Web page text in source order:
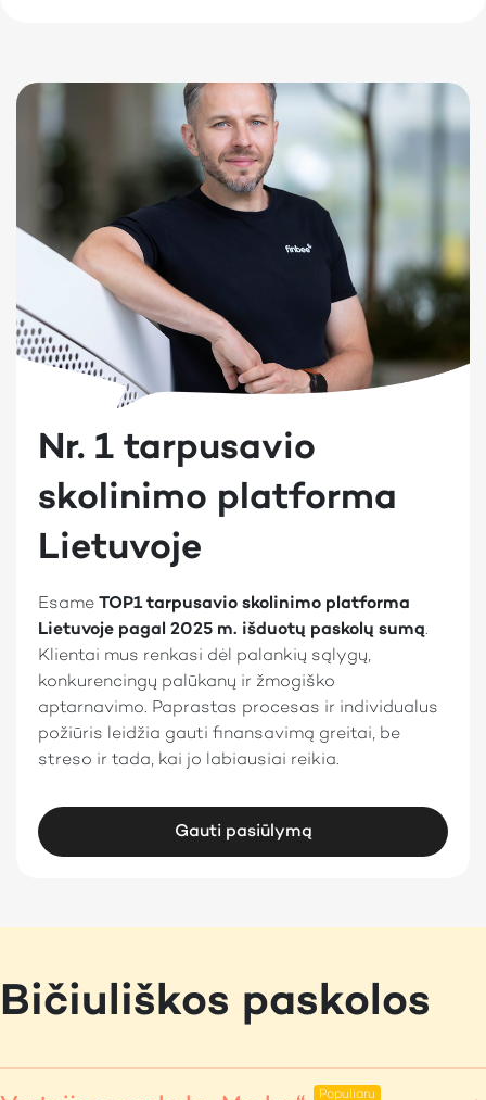
Nr. 1 tarpusavio
skolinimo platforma
Lietuvoje
Esame TOP1 tarpusavio skolinimo platforma
Lietuvoje pagal 2025 m. išduotų paskolų sumą.
Klientai mus renkasi dėl palankių sąlygų,
konkurencingų palūkanų ir žmogiško
aptarnavimo. Paprastas procesas ir individualus
požiūris leidžia gauti finansavimą greitai, be
streso ir tada, kai jo labiausiai reikia.
Gauti pasiūlymą
Bičiuliškos paskolos